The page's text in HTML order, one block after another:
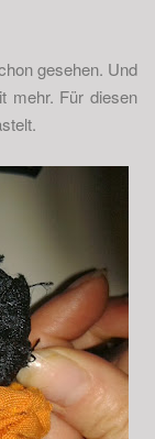
gesehen. Und
mehr. Für diesen